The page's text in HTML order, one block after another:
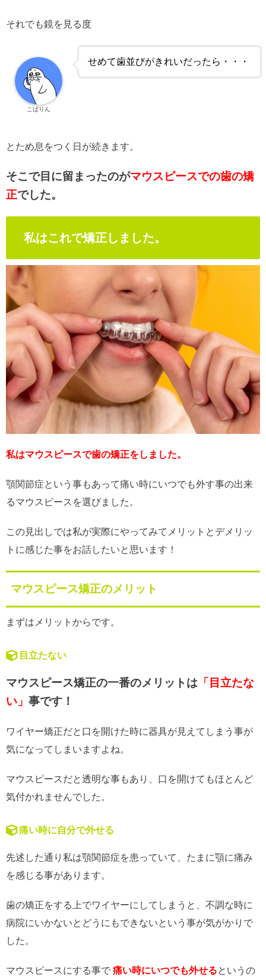
それでも鏡を見る度
せめて歯並びがきれいだったら・・・
こばりん
とため息をつく日が続きます。
そこで目に留まったのがマウスピースでの歯の矯
正でした。
私はこれで矯正しました。
私はマウスピースで歯の矯正をしました。
顎関節症という事もあって痛い時にいつでも外す事の出来
るマウスピースを選びました。
この見出しでは私が実際にやってみてメリットとデメリッ
トに感じた事をお話したいと思います！
マウスピース矯正のメリット
まずはメリットからです。
目立たない
マウスピース矯正の一番のメリットは 「目立たな
い」 事です！
ワイヤー矯正だと口を開けた時に器具が見えてしまう事が
気になってしまいますよね。
マウスピースだと透明な事もあり、口を開けてもほとんど
気付かれませんでした。
痛い時に自分で外せる
先述した通り私は顎関節症を患っていて、たまに顎に痛み
を感じる事があります。
歯の矯正をする上でワイヤーにしてしまうと、不調な時に
病院にいかないとどうにもできないという事が気がかりで
した。
マウスピースにする事で 痛い時にいつでも外せるというの